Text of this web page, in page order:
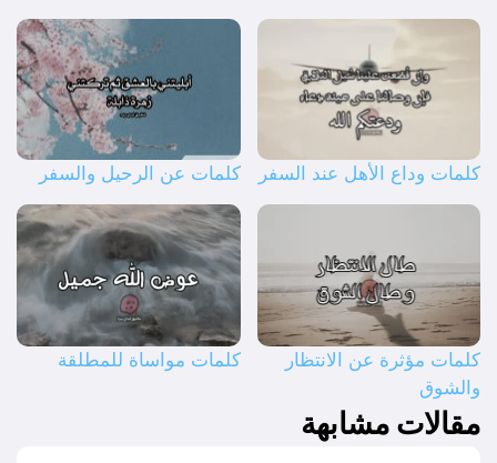
كلمات وداع الأهل عند السفر كلمات عن الرحيل والسفر
كلمات مؤثرة عن الانتظار
والشوق
كلمات مواساة للمطلقة
مقالات مشابهة